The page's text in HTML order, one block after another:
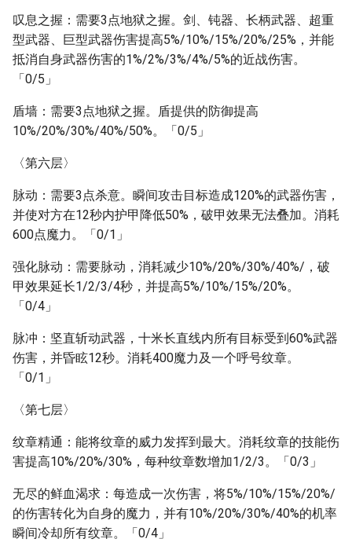
叹息之握：需要3点地狱之握。剑、钝器、长柄武器、超重
型武器、巨型武器伤害提高5%/10%/15%/20%/25%，并能
抵消自身武器伤害的1%/2%/3%/4%/5%的近战伤害。
「0/5」
盾墙：需要3点地狱之握。盾提供的防御提高
10%/20%/30%/40%/50%。「0/5」
〈第六层〉
脉动：需要3点杀意。瞬间攻击目标造成120%的武器伤害，
并使对方在12秒内护甲降低50%，破甲效果无法叠加。消耗
600点魔力。「0/1」
强化脉动：需要脉动，消耗减少10%/20%/30%/40%/，破
甲效果延长1/2/3/4秒，并提高5%/10%/15%/20%。
「0/4」
脉冲：坚直斩动武器，十米长直线内所有目标受到60%武器
伤害，并昏眩12秒。消耗400魔力及一个呼号纹章。
「0/1」
〈第七层〉
纹章精通：能将纹章的威力发挥到最大。消耗纹章的技能伤
害提高10%/20%/30%，每种纹章数增加1/2/3。「0/3」
无尽的鲜血渴求：每造成一次伤害，将5%/10%/15%/20%/
的伤害转化为自身的魔力，并有10%/20%/30%/40%的机率
瞬间冷却所有纹章。「0/4」